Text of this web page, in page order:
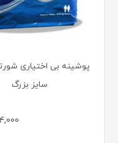
پوشینه بی اختیاری
سایز بزرگ